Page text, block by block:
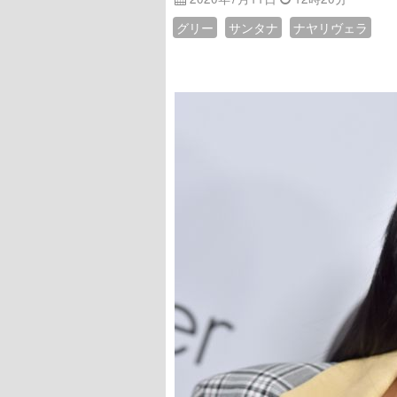
グリー
サンタナ ナヤリヴェラ